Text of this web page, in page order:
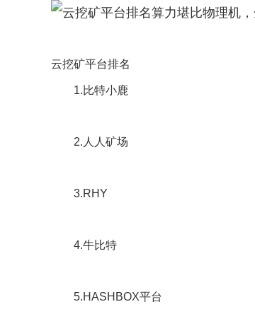
云挖矿平台排名
1.比特小鹿
2.人人矿场
3.RHY
4.牛比特
5.HASHBOX平台